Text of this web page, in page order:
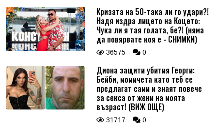
Кризата на 50-така ли го удари?!
Надя издра лицето на Коцето:
Чука ли я тая голата, бе?! (няма
да повярвате коя е - СНИМКИ)
36575 0
Диона защити убития Георги:
Бейби, момичета като теб се
предлагат сами и знаят повече
за секса от жени на моята
възраст! (ВИЖ ОЩЕ)
31717 0